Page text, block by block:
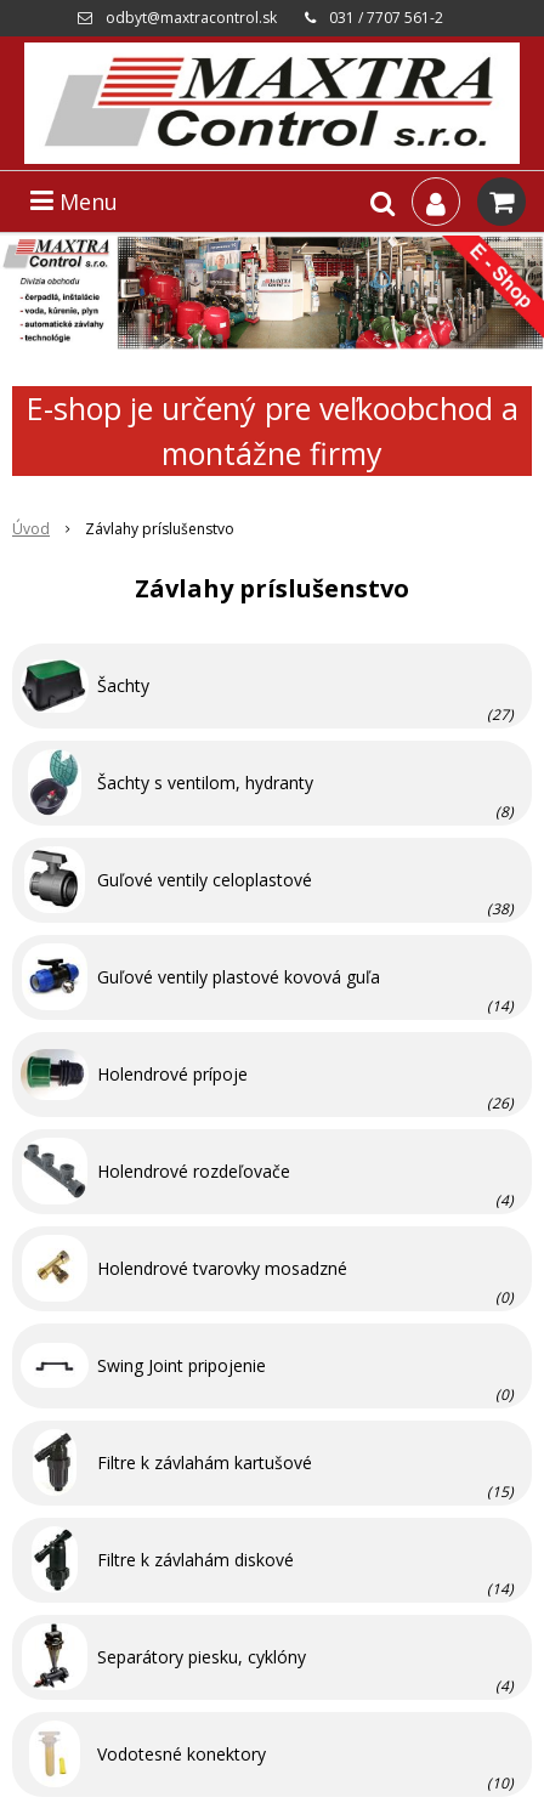
odbyt@maxtracontrol.sk 031 / 7707 561-2
Menu
E-shop je určený pre veľkoobchod a
montážne firmy
Úvod Závlahy príslušenstvo
Závlahy príslušenstvo
Šachty
(27)
Šachty s ventilom, hydranty
(8)
Guľové ventily celoplastové
(38)
Guľové ventily plastové kovová guľa
(14)
Holendrové prípoje
(26)
Holendrové rozdeľovače
(4)
Holendrové tvarovky mosadzné
(0)
Swing Joint pripojenie
(0)
Filtre k závlahám kartušové
(15)
Filtre k závlahám diskové
(14)
Separátory piesku, cyklóny
(4)
Vodotesné konektory
(10)